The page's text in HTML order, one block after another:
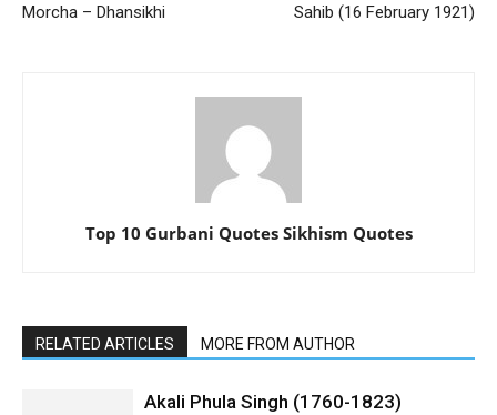
Morcha – Dhansikhi
Sahib (16 February 1921)
Top 10 Gurbani Quotes Sikhism Quotes
RELATED ARTICLES MORE FROM AUTHOR
Akali Phula Singh (1760-1823)